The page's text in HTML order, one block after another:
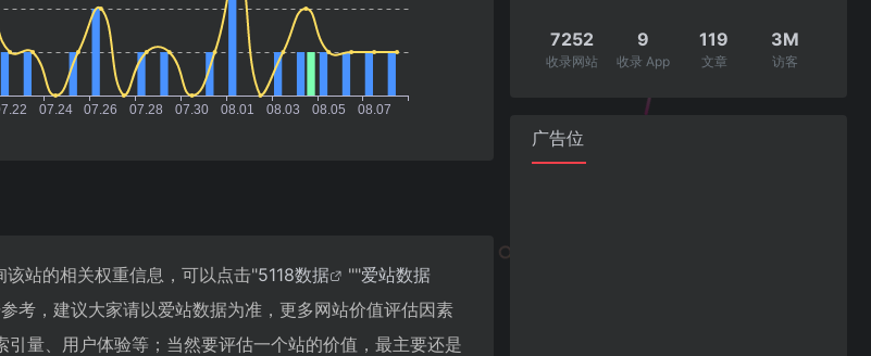
站的相关权重信息，可以点击"5118数据 ""爱站数据
考，建议大家请以爱站数据为准，更多网站价值评估因素
量、用户体验等；当然要评估一个站的价值，最主要还是
7252
收录网站
9
收录 App
119
文章
3M
访客
广告位